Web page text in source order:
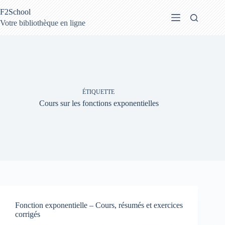
au
contenu
F2School
Votre bibliothèque en ligne
ÉTIQUETTE
Cours sur les fonctions exponentielles
Fonction exponentielle – Cours, résumés et exercices
corrigés